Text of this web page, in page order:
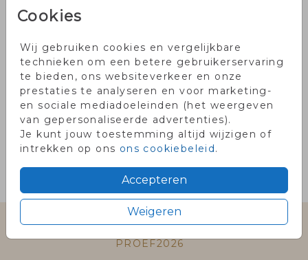
Cookies
Wij gebruiken cookies en vergelijkbare
technieken om een betere gebruikerservaring
te bieden, ons websiteverkeer en onze
prestaties te analyseren en voor marketing-
en sociale mediadoeleinden (het weergeven
van gepersonaliseerde advertenties).
Je kunt jouw toestemming altijd wijzigen of
intrekken op ons ons cookiebeleid.
Accepteren
Weigeren
dag in productie
met een 9!
OMSCHRIJVING
Roségoud-wit touw (20 meter). Geschikt
om ca. 25 kaarten mee te versieren.
per 1
Gratis eerste proefkaartje met code
PROEF2026